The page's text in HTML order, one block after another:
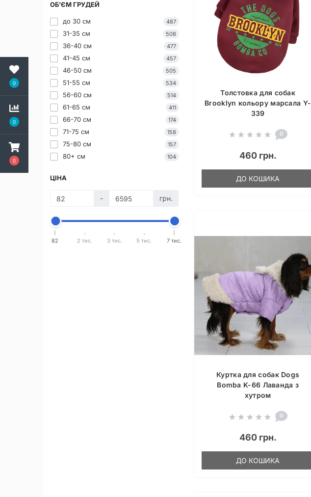
0
0
0
ОБ’ЄМ ГРУДЕЙ
до 30 см 487
31-35 см 508
36-40 см 477
41-45 см 457
46-50 см 505
51-55 см 534
56-60 см 514
61-65 см 411
66-70 см 174
71-75 см 158
75-80 см 157
80+ см 104
ЦІНА
- грн.
82 2 тис. 3 тис. 5 тис. 7 тис.
Толстовка для собак
Brooklyn кольору марсала Y-
339
0
460 грн.
ДО КОШИКА
Куртка для собак Dogs
Bomba K-66 Лаванда з
хутром
0
460 грн.
ДО КОШИКА